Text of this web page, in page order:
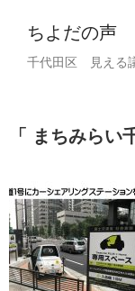
ちよだの声
千代田区 見える
まちみらい